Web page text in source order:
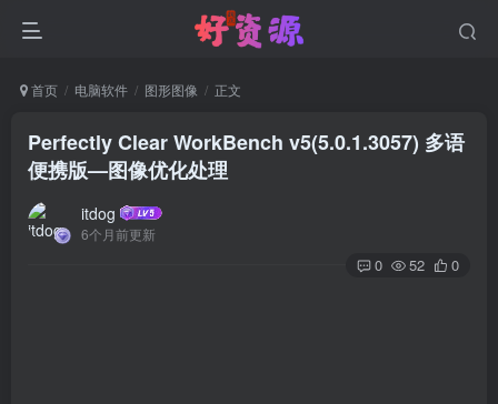
首页 电脑软件 图形图像 正文
Perfectly Clear WorkBench v5(5.0.1.3057) 多语
便携版—图像优化处理
itdog
6个月前更新
0 52 0